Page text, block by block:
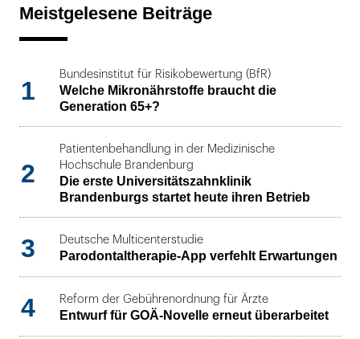
Meistgelesene Beiträge
1
Bundesinstitut für Risikobewertung (BfR)
Welche Mikronährstoffe braucht die
Generation 65+?
2
Patientenbehandlung in der Medizinische
Hochschule Brandenburg
Die erste Universitätszahnklinik
Brandenburgs startet heute ihren Betrieb
3 Deutsche Multicenterstudie
Parodontaltherapie-App verfehlt Erwartungen
4 Reform der Gebührenordnung für Ärzte
Entwurf für GOÄ-Novelle erneut überarbeitet